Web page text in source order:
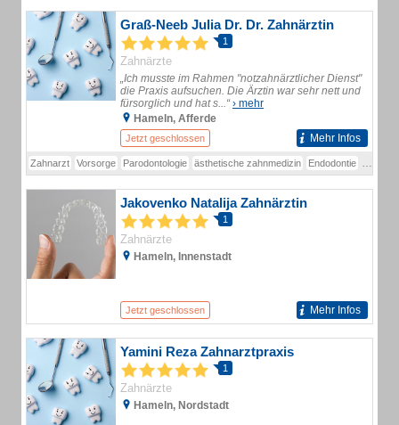
Graß-Neeb Julia Dr. Dr. Zahnärztin
1
Zahnärzte
„Ich musste im Rahmen "notzahnärztlicher Dienst"
die Praxis aufsuchen. Die Ärztin war sehr nett und
fürsorglich und hat s...“› mehr
Hameln, Afferde
Jetzt geschlossen Mehr Infos
Zahnarzt Vorsorge Parodontologie ästhetische zahnmedizin Endodontie
Jakovenko Natalija Zahnärztin
1
Zahnärzte
Hameln, Innenstadt
Jetzt geschlossen Mehr Infos
Yamini Reza Zahnarztpraxis
1
Zahnärzte
Hameln, Nordstadt